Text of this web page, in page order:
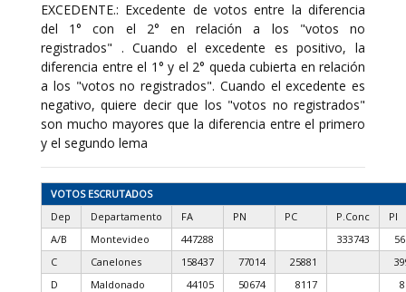
EXCEDENTE.: Excedente de votos entre la diferencia
del 1° con el 2° en relación a los "votos no
registrados" . Cuando el excedente es positivo, la
diferencia entre el 1° y el 2° queda cubierta en relación
a los "votos no registrados". Cuando el excedente es
negativo, quiere decir que los "votos no registrados"
son mucho mayores que la diferencia entre el primero
y el segundo lema
VOTOS ESCRUTADOS
Dep
Departamento FA PN PC P.Conc
PI
A/B
Montevideo 447288 333743
C
Canelones 158437 77014 25881
D
Maldonado 44105 50674 8117